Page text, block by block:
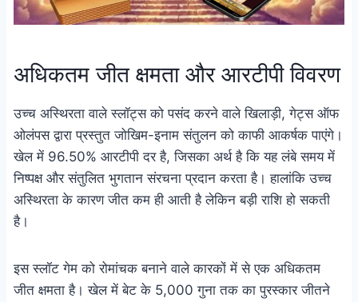
अधिकतम जीत क्षमता और आरटीपी विवरण
उच्च अस्थिरता वाले स्लॉट्स को पसंद करने वाले खिलाड़ी, गेट्स ऑफ
ओलंपस द्वारा प्रस्तुत जोखिम-इनाम संतुलन को काफी आकर्षक पाएंगे।
खेल में 96.50% आरटीपी दर है, जिसका अर्थ है कि यह लंबे समय में
निष्पक्ष और संतुलित भुगतान संरचना प्रदान करता है। हालांकि उच्च
अस्थिरता के कारण जीत कम ही आती है लेकिन बड़ी राशि हो सकती
है।
इस स्लॉट गेम को रोमांचक बनाने वाले कारकों में से एक अधिकतम
जीत क्षमता है। खेल में बेट के 5,000 गुना तक का पुरस्कार जीतने